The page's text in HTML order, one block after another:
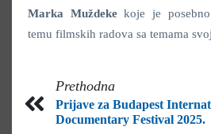
Marka Muždekekoje je posebno
temu filmskih radova sa temama
Prethodna
Prijave za Budapest
Documentary Festival 2025.